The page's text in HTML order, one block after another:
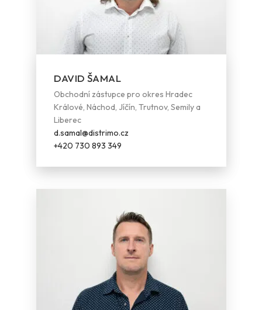
DAVID ŠAMAL
Obchodní zástupce pro okres Hradec
Králové, Náchod, Jíčín, Trutnov, Semily a
Liberec
d.samal@distrimo.cz
+420 730 893 349